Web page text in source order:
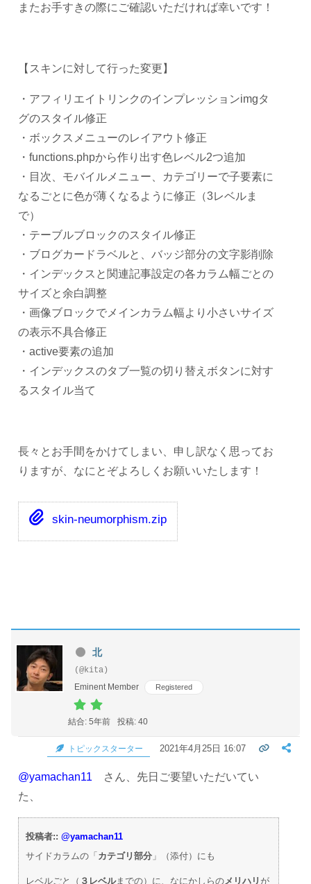
またお手すきの際にご確認いただければ幸いです！
【スキンに対して行った変更】
・アフィリエイトリンクのインプレッションimgタ
グのスタイル修正
・ボックスメニューのレイアウト修正
・functions.phpから作り出す色レベル2つ追加
・目次、モバイルメニュー、カテゴリーで子要素に
なるごとに色が薄くなるように修正（3レベルま
で）
・テーブルブロックのスタイル修正
・ブログカードラベルと、バッジ部分の文字影削除
・インデックスと関連記事設定の各カラム幅ごとの
サイズと余白調整
・画像ブロックでメインカラム幅より小さいサイズ
の表示不具合修正
・active要素の追加
・インデックスのタブ一覧の切り替えボタンに対す
るスタイル当て
長々とお手間をかけてしまい、申し訳なく思ってお
りますが、なにとぞよろしくお願いいたします！
skin-neumorphism.zip
北
(@kita)
Eminent Member
Registered
結合: 5年前 投稿: 40
トピックスターター 2021年4月25日 16:07
@yamachan11 さん、先日ご要望いただいてい
た、
投稿者:: @yamachan11
サイドカラムの「カテゴリ部分 」（添付）にも
レベルごと（ ３レベルまでの）に、なにかしらの メリハリ が